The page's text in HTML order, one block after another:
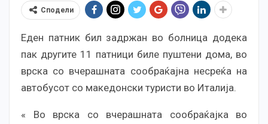
Сподели
Еден патник бил задржан во болница додека
пак другите 11 патници биле пуштени дома, во
врска со вчерашната сообраќајна несреќа на
автобусот со македонски туристи во Италија.
« Во врска со вчерашната сообраќајка во